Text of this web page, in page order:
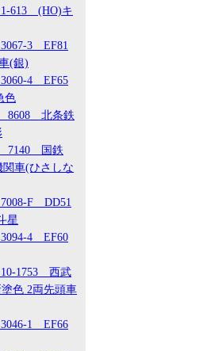
613 (HO)キ
3 EF81
(銀)
4 EF65
色
8608 北条鉄
7140 国鉄
関車(ひさしな
F DD51
星
4 EF60
1753 西武
色 2両先頭車
1 EF66